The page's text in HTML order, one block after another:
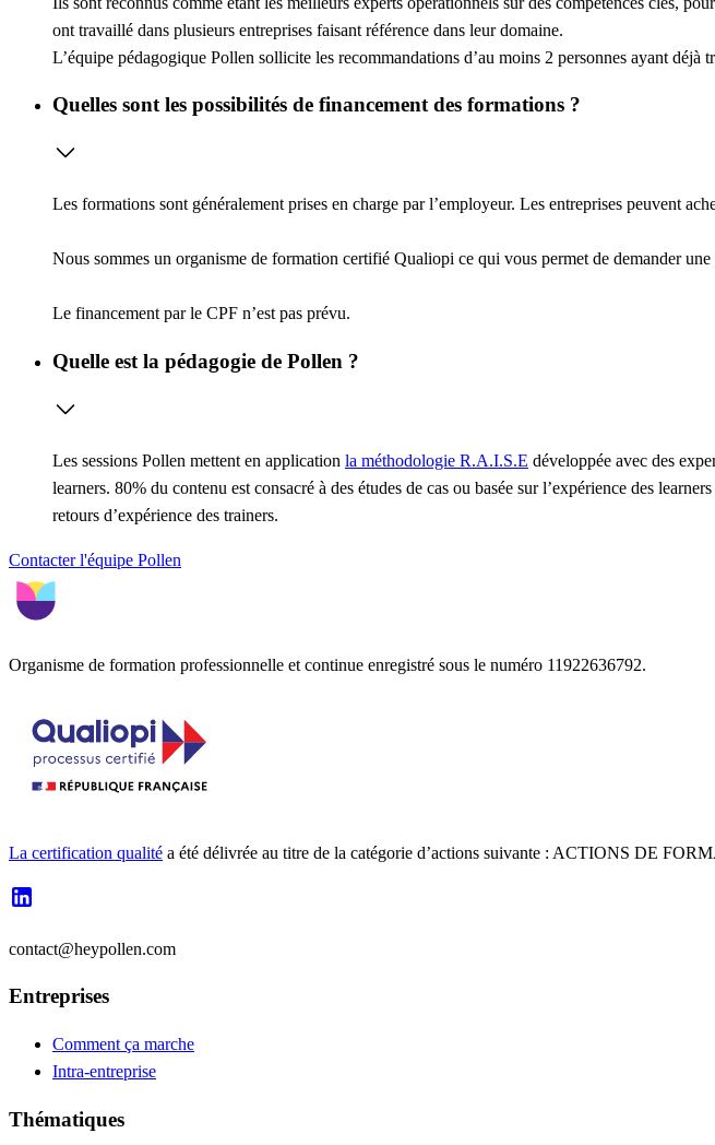
ont travaillé dans plusieurs entreprises faisant référence dans leur domaine.
L’équipe pédagogique Pollen sollicite les recommandations d’au moins 2 personnes ayant
Quelles sont les possibilités de financement des formations ?
Les formations sont généralement prises en charge par l’employeur. Les entreprises peuvent
Nous sommes un organisme de formation certifié Qualiopi ce qui vous permet de demander
Le financement par le CPF n’est pas prévu.
Quelle est la pédagogie de Pollen ?
Les sessions Pollen mettent en application la méthodologie R.A.I.S.E développée avec des
learners. 80% du contenu est consacré à des études de cas ou basée sur l’expérience des
retours d’expérience des trainers.
Contacter l'équipe Pollen
Organisme de formation professionnelle et continue enregistré sous le numéro 11922636792.
La certification qualité a été délivrée au titre de la catégorie d’actions suivante : ACTIONS DE
contact@heypollen.com
Entreprises
Comment ça marche
Intra-entreprise
Thématiques